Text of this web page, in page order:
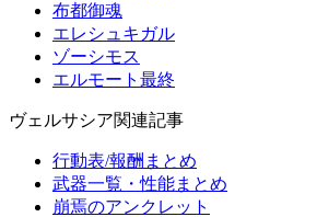
布都御魂
エレシュキガル
ゾーシモス
エルモート最終
ヴェルサシア関連記事
行動表/報酬まとめ
武器一覧・性能まとめ
崩焉のアンクレット